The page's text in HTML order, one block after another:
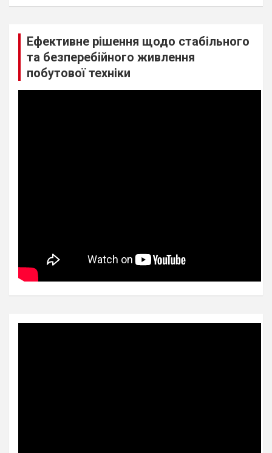
Ефективне рішення щодо стабільного
та безперебійного живлення
побутової техніки